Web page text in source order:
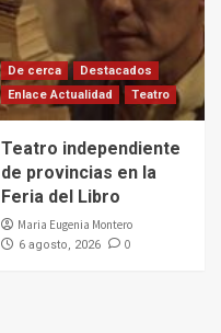
De cerca
Destacados
Enlace Actualidad
Teatro
Teatro independiente
de provincias en la
Feria del Libro
Maria Eugenia Montero
6 agosto, 2026 0